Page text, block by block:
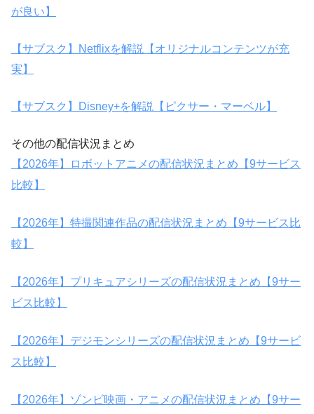
が良い】
【サブスク】Netflixを解説【オリジナルコンテンツが充
実】
【サブスク】Disney+を解説【ピクサー・マーベル】
その他の配信状況まとめ
【2026年】ロボットアニメの配信状況まとめ【9サービス
比較】
【2026年】特撮関連作品の配信状況まとめ【9サービス比
較】
【2026年】プリキュアシリーズの配信状況まとめ【9サー
ビス比較】
【2026年】デジモンシリーズの配信状況まとめ【9サービ
ス比較】
【2026年】ゾンビ映画・アニメの配信状況まとめ【9サー